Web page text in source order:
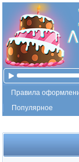
Правила
Популярное